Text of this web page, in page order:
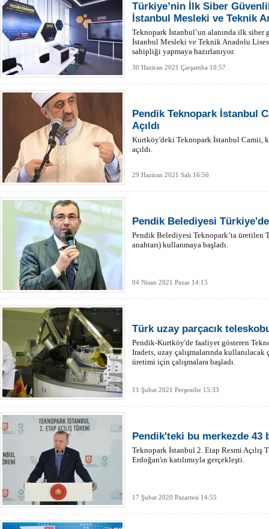
Türkiye’nin İlk Siber
İstanbul Mesleki ve Teknik
Teknopark İstanbul’un alanında ilk
İstanbul Mesleki ve Teknik Anadolu
sahipliği yapmaya hazırlanıyor.
30 Haziran 2021 Çarşamba 10:57
Pendik Teknopark İstanbul
Açıldı
Kurtköy'deki Teknopark İstanbul Camii,
açıldı.
29 Haziran 2021 Salı 16:56
Pendik Belediyesi
Pendik Belediyesi Teknopark’ta
anahtarı) kullanmaya başladı.
04 Nisan 2021 Pazar 14:15
Türk uzay parçacık
Pendik-Kurtköy'de faaliyet gösteren
Iradets, uzay çalışmalarında
üretimi için çalışmalara başladı.
11 Şubat 2021 Perşembe 15:33
Pendik'teki bu merkezde 43
Teknopark İstanbul 2. Etap Resmi Açılış
Erdoğan'ın katılımıyla gerçekleşti.
17 Şubat 2020 Pazartesi 14:55